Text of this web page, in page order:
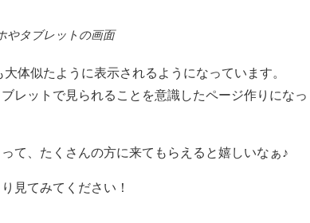
やタブレットの画面
体似たように表示されるようになっています。
レットで見られることを意識したページ作りになっ
て、たくさんの方に来てもらえると嬉しいなぁ♪
見てみてください！